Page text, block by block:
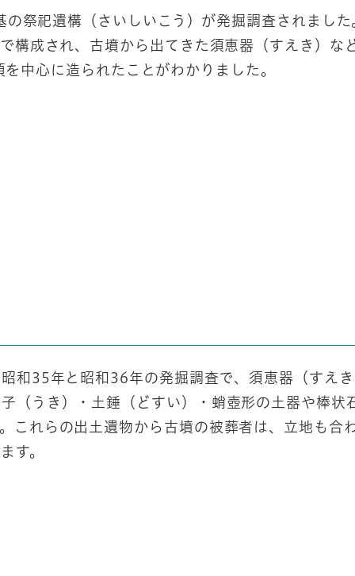
祀遺構（さいしいこう）が発掘調査されました
構成され、古墳から出てきた須恵器（すえき）な
中心に造られたことがわかりました。
35年と昭和36年の発掘調査で、須恵器（すえき
（うき）・土錘（どすい）・蛸壺形の土器や棒状
これらの出土遺物から古墳の被葬者は、立地も合
す。